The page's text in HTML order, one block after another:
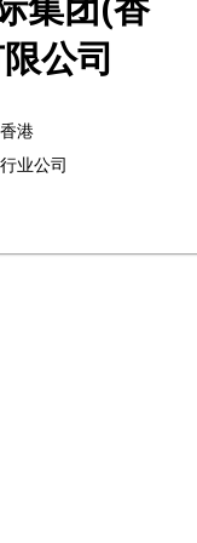
集团(香
公司
香港
业公司